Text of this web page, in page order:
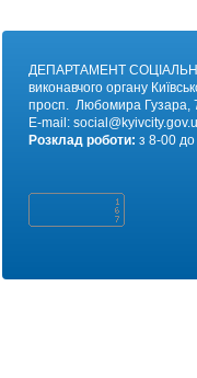
ДЕПАРТАМЕНТ
виконавчого органу
просп. Любомира Гузара,
E-mail: social@kyivc
Розклад роботи: з 8-00